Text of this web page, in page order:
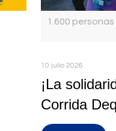
1.600
10 julio 2026
¡La
Corrida